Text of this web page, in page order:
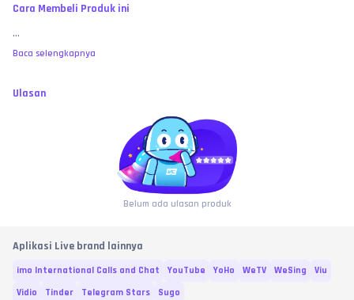
Cara Membeli Produk ini
...
Baca selengkapnya
Ulasan
Belum ada ulasan produk
Aplikasi Live brand lainnya
imo International Calls and Chat YouTube YoHo WeTV WeSing
Viu
Vidio
Tinder Telegram Stars Sugo